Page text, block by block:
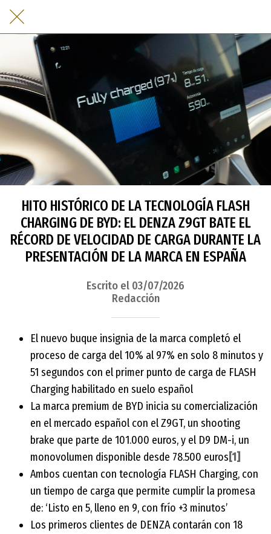
HITO HISTÓRICO DE LA TECNOLOGÍA FLASH
CHARGING DE BYD: EL DENZA Z9GT BATE EL
RÉCORD DE VELOCIDAD DE CARGA DURANTE LA
PRESENTACIÓN DE LA MARCA EN ESPAÑA
Escrito el 03/07/2026
Redacción
El nuevo buque insignia de la marca completó el
proceso de carga del 10% al 97% en solo 8 minutos y
51 segundos con el primer punto de carga de FLASH
Charging habilitado en suelo español
La marca premium de BYD inicia su comercialización
en el mercado español con el Z9GT, un shooting
brake que parte de 101.000 euros, y el D9 DM-i, un
monovolumen disponible desde 78.500 euros [1]
Ambos cuentan con tecnología FLASH Charging, con
un tiempo de carga que permite cumplir la promesa
de: ‘Listo en 5, lleno en 9, con frío +3 minutos’
Los primeros clientes de DENZA contarán con 18